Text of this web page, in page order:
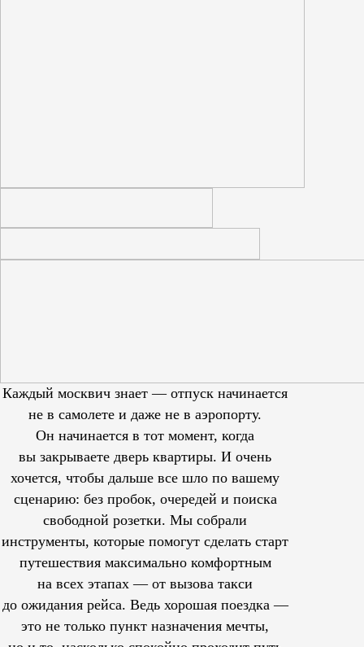
Каждый москвич знает — отпуск начинается
не в самолете и даже не в аэропорту.
Он начинается в тот момент, когда
вы закрываете дверь квартиры. И очень
хочется, чтобы дальше все шло по вашему
сценарию: без пробок, очередей и поиска
свободной розетки. Мы собрали
инструменты, которые помогут сделать старт
путешествия максимально комфортным
на всех этапах — от вызова такси
до ожидания рейса. Ведь хорошая поездка —
это не только пункт назначения мечты,